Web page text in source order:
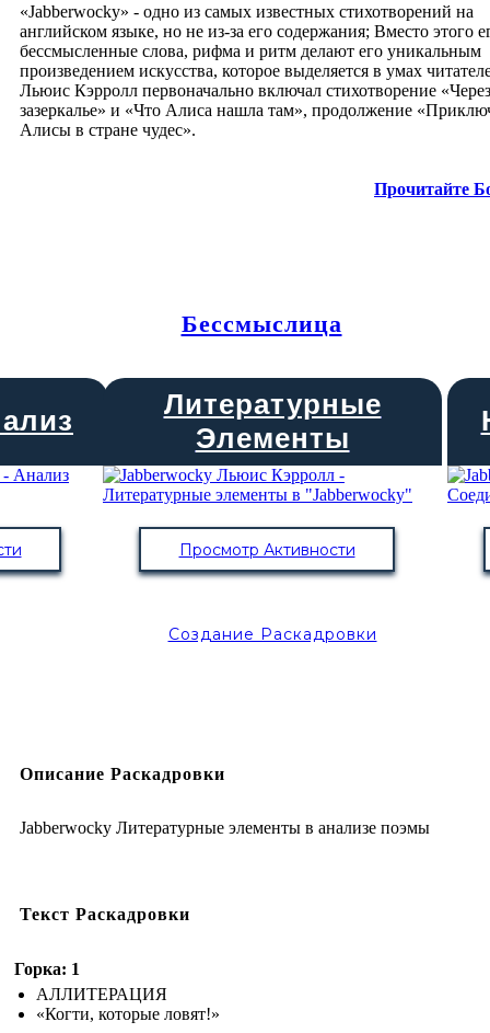
«Jabberwocky» - одно из самых известных стихотворений на
английском языке, но не из-за его содержания; Вместо этого
бессмысленные слова, рифма и ритм делают его уникальным
произведением искусства, которое выделяется в умах
Льюис Кэрролл первоначально включал стихотворение «Через
зазеркалье» и «Что Алиса нашла там», продолжение
Алисы в стране чудес».
Прочитайте
Бессмыслица
Литературные
Элементы
Просмотр Активности
Создание Раскадровки
Описание Раскадровки
Jabberwocky Литературные элементы в анализе поэмы
Текст Раскадровки
Горка: 1
АЛЛИТЕРАЦИЯ
«Когти, которые ловят!»